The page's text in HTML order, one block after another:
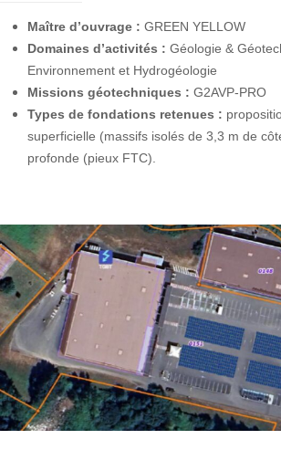
Maître d’ouvrage : GREEN YELLOW
Domaines d’activités : Géologie &
Environnement et Hydrogéologie
Missions géotechniques : G2AVP-PRO
Types de fondations retenues :
superficielle (massifs isolés de 3,3 m de
profonde (pieux FTC).